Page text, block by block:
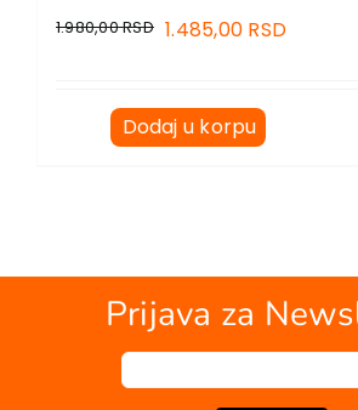
1.980,00RSD 1.485,00 RSD
Dodaj u korpu
Prijava za